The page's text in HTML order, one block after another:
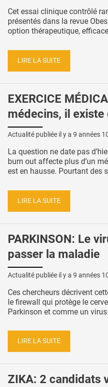
Cet essai clinique contrôlé
présentés dans la revue
option thérapeutique,
LIRE LA SUITE
EXERCICE
médecins, il
Actualité publiée il y a 9 années
La question ne date pas
burn out affecte plus d’un
est en hausse. Pourtant des
LIRE LA SUITE
PARKINSON: Le
passer la maladie
Actualité publiée il y a 9 années
Ces chercheurs décrivent
le firewall qui protège le
Parkinson et comme un
LIRE LA SUITE
ZIKA: 2 candidats